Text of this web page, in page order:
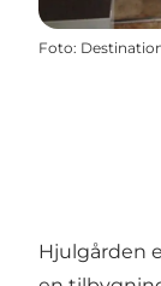
Foto:
Hjulgården